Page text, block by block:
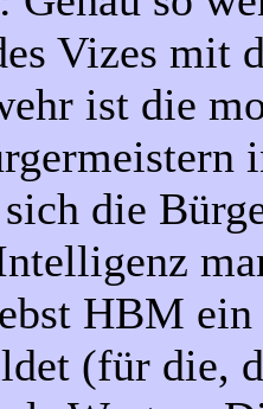
Vizes mit
ist die
die
HBM
(für die,